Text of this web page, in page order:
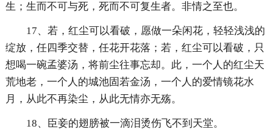
生；生而不可与死，死而不可复生者。非情之至也。
17、若，红尘可以看破，愿做一朵闲花，轻轻浅浅的
绽放，任四季交替，任花开花落；若，红尘可以看破，只
想喝一碗孟婆汤，将前尘往事忘却。此，一个人的红尘天
荒地老，一个人的城池固若金汤，一个人的爱情镜花水
月，从此不再染尘，从此无情亦无殇。
18、臣妾的翅膀被一滴泪烫伤飞不到天堂。